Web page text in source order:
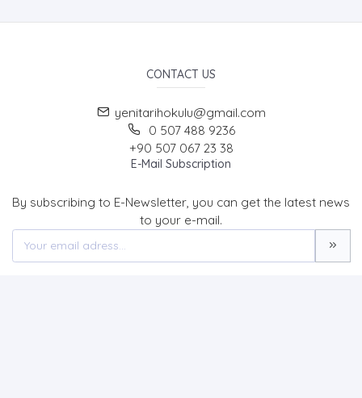
CONTACT US
yenitarihokulu@gmail.com
0 507 488 9236
+90 507 067 23 38
E-Mail Subscription
By subscribing to E-Newsletter, you can get the latest news
to your e-mail.